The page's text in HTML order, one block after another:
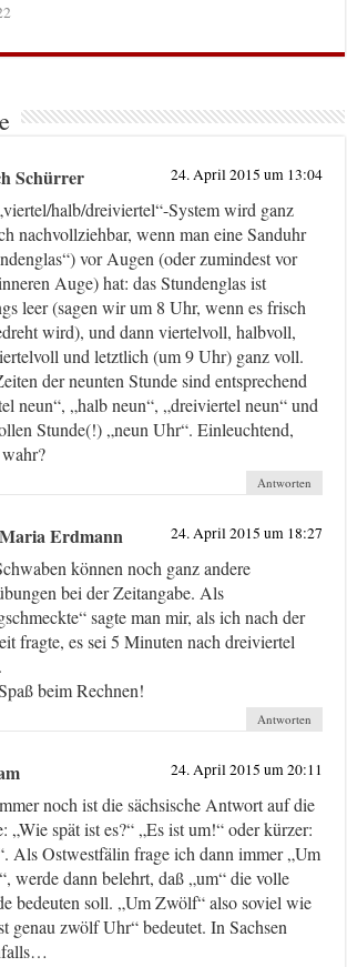
Schürrer 24. April 2015 um 13:04
halb/dreiviertel“-System wird ganz
nachvollziehbar, wenn man eine Sanduhr
vor Augen (oder zumindest vor
Auge) hat: das Stundenglas ist
leer (sagen wir um 8 Uhr, wenn es frisch
wird), und dann viertelvoll, halbvoll,
und letztlich (um 9 Uhr) ganz voll.
der neunten Stunde sind entsprechend
neun“, „halb neun“, „dreiviertel neun“ und
Stunde(!) „neun Uhr“. Einleuchtend,
Antworten
Erdmann 24. April 2015 um 18:27
können noch ganz andere
bei der Zeitangabe. Als
sagte man mir, als ich nach der
fragte, es sei 5 Minuten nach dreiviertel
beim Rechnen!
Antworten
24. April 2015 um 20:11
noch ist die sächsische Antwort auf die
„Wie spät ist es?“ „Es ist um!“ oder kürzer:
Als Ostwestfälin frage ich dann immer „Um
werde dann belehrt, daß „um“ die volle
bedeuten soll. „Um Zwölf“ also soviel wie
genau zwölf Uhr“ bedeutet. In Sachsen